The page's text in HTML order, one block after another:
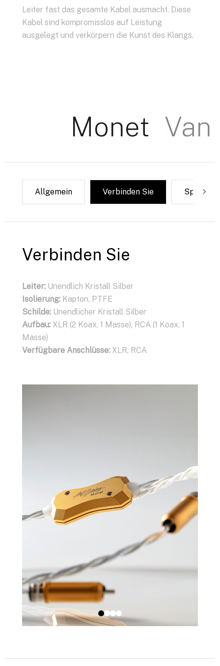
Leiter fast das gesamte Kabel ausmacht. Diese
Kabel sind kompromisslos auf Leistung
ausgelegt und verkörpern die Kunst des Klangs.
Monet Van
Allgemein Verbinden Sie Sprecher
Verbinden Sie
Leiter: Unendlich Kristall Silber
Isolierung: Kapton, PTFE
Schilde: Unendlicher Kristall Silber
Aufbau: XLR (2 Koax, 1 Masse), RCA (1 Koax, 1
Masse)
Verfügbare Anschlüsse: XLR, RCA